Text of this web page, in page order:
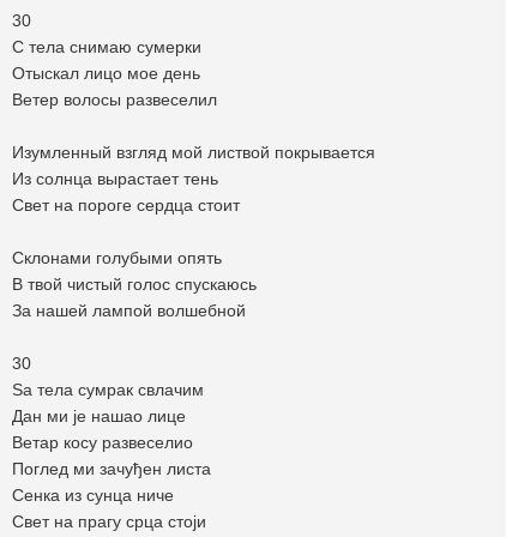
30
С тела снимаю сумерки
Отыскал лицо мое день
Ветер волосы развеселил
Изумленный взгляд мой листвой покрывается
Из солнца вырастает тень
Свет на пороге сердца стоит
Склонами голубыми опять
В твой чистый голос спускаюсь
За нашей лампой волшебной
30
Sа тела сумрак свлачим
Дан ми је нашао лице
Ветар косу развеселио
Поглед ми зачуђен листа
Сенка из сунца ниче
Свет на прагу срца стоји